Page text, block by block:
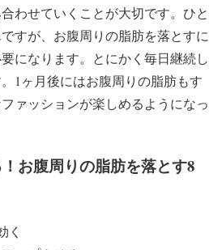
わせていくことが大切です。ひと
すが、お腹周りの脂肪を落とすに
になります。とにかく毎日継続し
1ヶ月後にはお腹周りの脂肪もす
ァッションが楽しめるようになっ
お腹周りの脂肪を落とす8
く